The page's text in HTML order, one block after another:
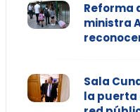
Reforma
ministra
Sala
la puerta